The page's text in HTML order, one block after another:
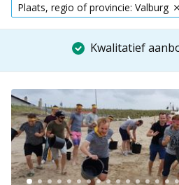
Plaats, regio of provincie: Valburg
Kwalitatief